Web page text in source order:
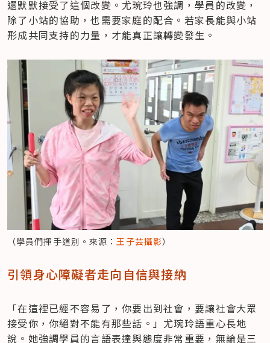
還默默接受了這個改變。尤琬玲也強調，學員的改變，
除了小站的協助，也需要家庭的配合。若家長能與小站
形成共同支持的力量，才能真正讓轉變發生。
（學員們揮手道別。來源： 王子芸攝影）
引領身心障礙者走向自信與接納
「在這裡已經不容易了，你要出到社會，要讓社會大眾
接受你，你絕對不能有那些話。」尤琬玲語重心長地
說。她強調學員的言語表達與態度非常重要，無論是三